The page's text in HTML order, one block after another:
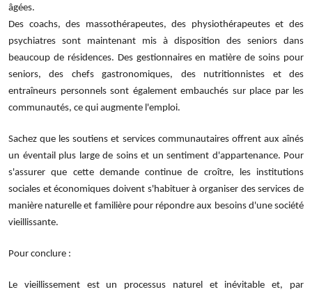
âgées.
Des coachs, des massothérapeutes, des physiothérapeutes et des
psychiatres sont maintenant mis à disposition des seniors dans
beaucoup de résidences. Des gestionnaires en matière de soins pour
seniors, des chefs gastronomiques, des nutritionnistes et des
entraîneurs personnels sont également embauchés sur place par les
communautés, ce qui augmente l'emploi.
Sachez que les soutiens et services communautaires offrent aux aînés
un éventail plus large de soins et un sentiment d'appartenance. Pour
s'assurer que cette demande continue de croître, les institutions
sociales et économiques doivent s'habituer à organiser des services de
manière naturelle et familière pour répondre aux besoins d'une société
vieillissante.
Pour conclure :
Le vieillissement est un processus naturel et inévitable et, par